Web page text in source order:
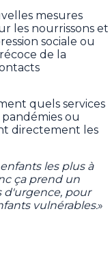
mesures
les nourrissons et
sociale ou
de la
quels services
ou
directement les
les plus à
ça prend un
d'urgence, pour
vulnérables.»